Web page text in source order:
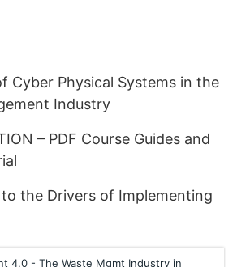
Cyber Physical Systems in the
Industry
– PDF Course Guides and
the Drivers of Implementing